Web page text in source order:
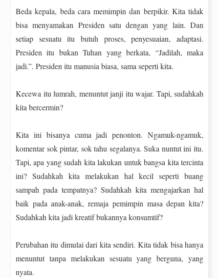
Beda kepala, beda cara memimpin dan berpikir. Kita tidak
bisa menyamakan Presiden satu dengan yang lain. Dan
setiap sesuatu itu butuh proses, penyesuaian, adaptasi.
Presiden itu bukan Tuhan yang berkata, “Jadilah, maka
jadi.”. Presiden itu manusia biasa, sama seperti kita.
Kecewa itu lumrah, menuntut janji itu wajar. Tapi, sudahkah
kita bercermin?
Kita ini bisanya cuma jadi penonton. Ngamuk-ngamuk,
komentar sok pintar, sok tahu segalanya. Suka nuntut ini itu.
Tapi, apa yang sudah kita lakukan untuk bangsa kita tercinta
ini? Sudahkah kita melakukan hal kecil seperti buang
sampah pada tempatnya? Sudahkah kita mengajarkan hal
baik pada anak-anak, remaja pemimpin masa depan kita?
Sudahkah kita jadi kreatif bukannya konsumtif?
Perubahan itu dimulai dari kita sendiri. Kita tidak bisa hanya
menuntut tanpa melakukan sesuatu yang berguna, yang
nyata.